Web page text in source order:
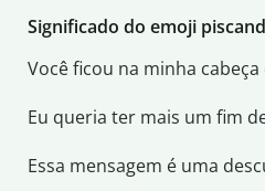
Significado do emoji
Você ficou na minha
Eu queria ter mais um fim
Essa mensagem é uma